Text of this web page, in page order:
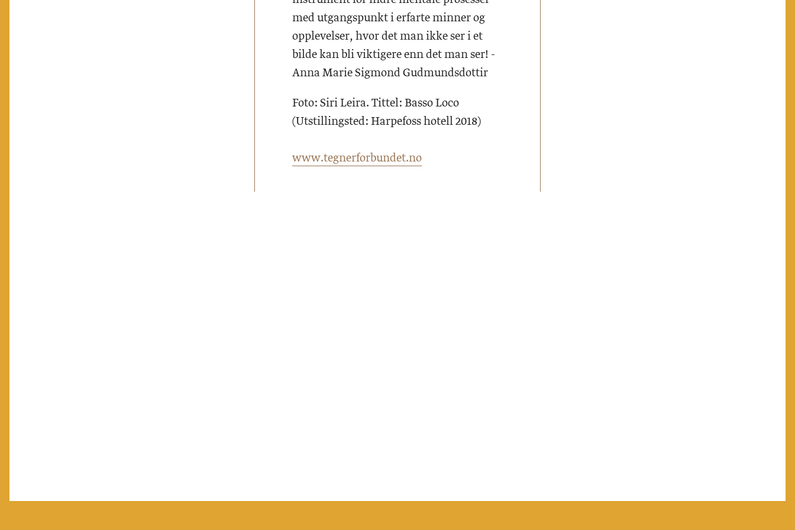
med utgangspunkt i erfarte minner og
opplevelser, hvor det man ikke ser i et
bilde kan bli viktigere enn det man ser! -
Anna Marie Sigmond Gudmundsdottir ‍
Foto: Siri Leira. Tittel: Basso Loco
(Utstillingsted: Harpefoss hotell 2018)
www.tegnerforbundet.no